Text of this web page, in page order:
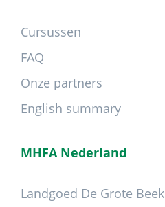
Cursussen
FAQ
Onze partners
English summary
MHFA Nederland
Landgoed De Grote Beek